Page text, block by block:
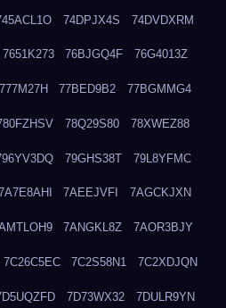
74DPJX4S 74DVDXRM
7651K273 76BJGQ4F 76G4013Z
77BED9B2 77BGMMG4
78Q29S80 78XWEZ88
79GHS38T 79L8YFMC
7AEEJVFI 7AGCKJXN
7ANGKL8Z 7AOR3BJY
7C26C5EC 7C2S58N1 7C2XDJQN
7D73WX32 7DULR9YN